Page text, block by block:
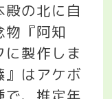
殿の北に自
物『阿知
に製作しま
』はアケボ